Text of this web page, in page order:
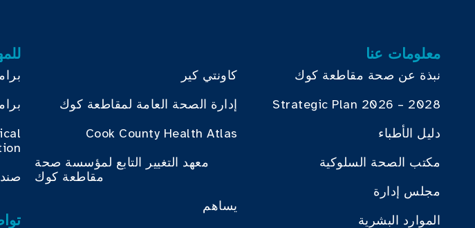
معلومات عنا
نبذة عن صحة مقاطعة كوك
Strategic Plan 2026 – 2028
دليل الأطباء
مكتب الصحة السلوكية
مجلس إدارة
الموارد البشرية
كاونتي كير
إدارة الصحة العامة لمقاطعة كوك
Cook County Health Atlas
معهد التغيير التابع لمؤسسة صحة
مقاطعة كوك
يساهم